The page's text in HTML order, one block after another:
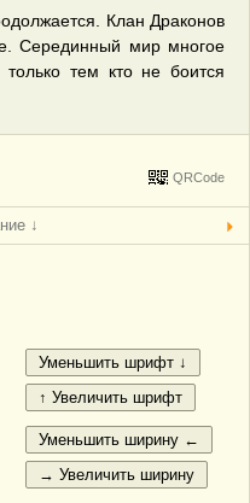
Клан Драконов
Серединный мир многое
тем кто не боится
QRCode
↓